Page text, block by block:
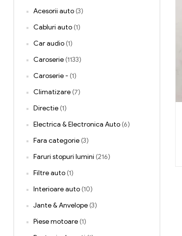
Acesorii auto (3)
Cabluri auto (1)
Car audio (1)
Caroserie (1133)
Caroserie - (1)
Climatizare (7)
Directie (1)
Electrica & Electronica Auto (6)
Fara categorie (3)
Faruri stopuri lumini (216)
Filtre auto (1)
Interioare auto (10)
Jante & Anvelope (3)
Piese motoare (1)